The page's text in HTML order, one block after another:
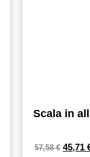
Scala in
57,58€ 45,71